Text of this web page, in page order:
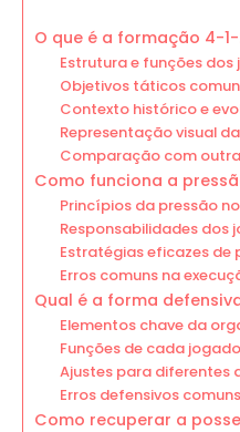
O que é a formação 4-
Estrutura e funções
Objetivos táticos
Contexto histórico e
Representação visual
Comparação com
Como funciona a
Princípios da pressão
Responsabilidades dos
Estratégias eficazes
Erros comuns na
Qual é a forma
Elementos chave da
Funções de cada
Ajustes para diferentes
Erros defensivos
Como recuperar a